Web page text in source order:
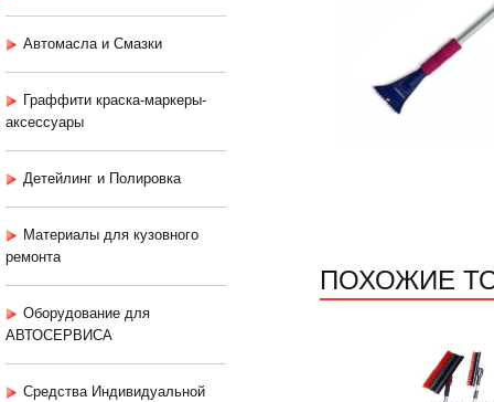
Автомасла и Смазки
Граффити краска-маркеры-
аксессуары
Детейлинг и Полировка
Материалы для кузовного
ремонта
Оборудование для
АВТОСЕРВИСА
Средства Индивидуальной
ПОХОЖИЕ